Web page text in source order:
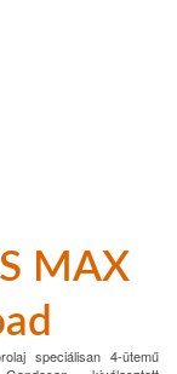
MAX
speciálisan 4-ütemű